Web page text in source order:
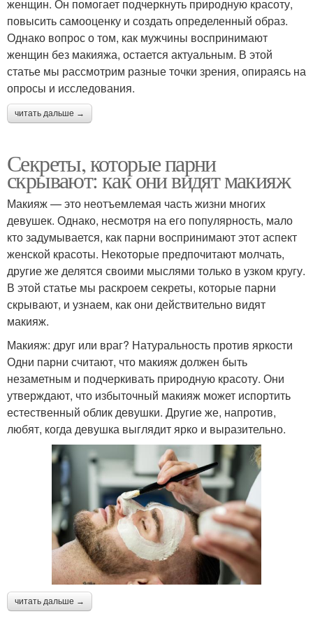
женщин. Он помогает подчеркнуть природную красоту,
повысить самооценку и создать определенный образ.
Однако вопрос о том, как мужчины воспринимают
женщин без макияжа, остается актуальным. В этой
статье мы рассмотрим разные точки зрения, опираясь на
опросы и исследования.
читать дальше →
Секреты, которые парни
скрывают: как они видят макияж
Макияж — это неотъемлемая часть жизни многих
девушек. Однако, несмотря на его популярность, мало
кто задумывается, как парни воспринимают этот аспект
женской красоты. Некоторые предпочитают молчать,
другие же делятся своими мыслями только в узком кругу.
В этой статье мы раскроем секреты, которые парни
скрывают, и узнаем, как они действительно видят
макияж.
Макияж: друг или враг? Натуральность против яркости
Одни парни считают, что макияж должен быть
незаметным и подчеркивать природную красоту. Они
утверждают, что избыточный макияж может испортить
естественный облик девушки. Другие же, напротив,
любят, когда девушка выглядит ярко и выразительно.
читать дальше →